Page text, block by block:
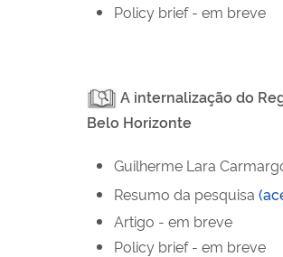
Policy brief- em breve
A internalização do
Belo Horizonte
Guilherme Lara
Resumo da pesquisa
Artigo - em breve
Policy brief- em breve